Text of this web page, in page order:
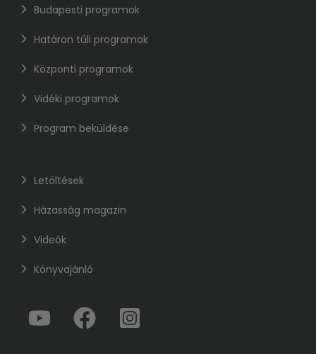
Budapesti programok
Határon túli programok
Központi programok
Vidéki programok
Program beküldése
Letöltések
Házasság magazin
Videók
Könyvajánló